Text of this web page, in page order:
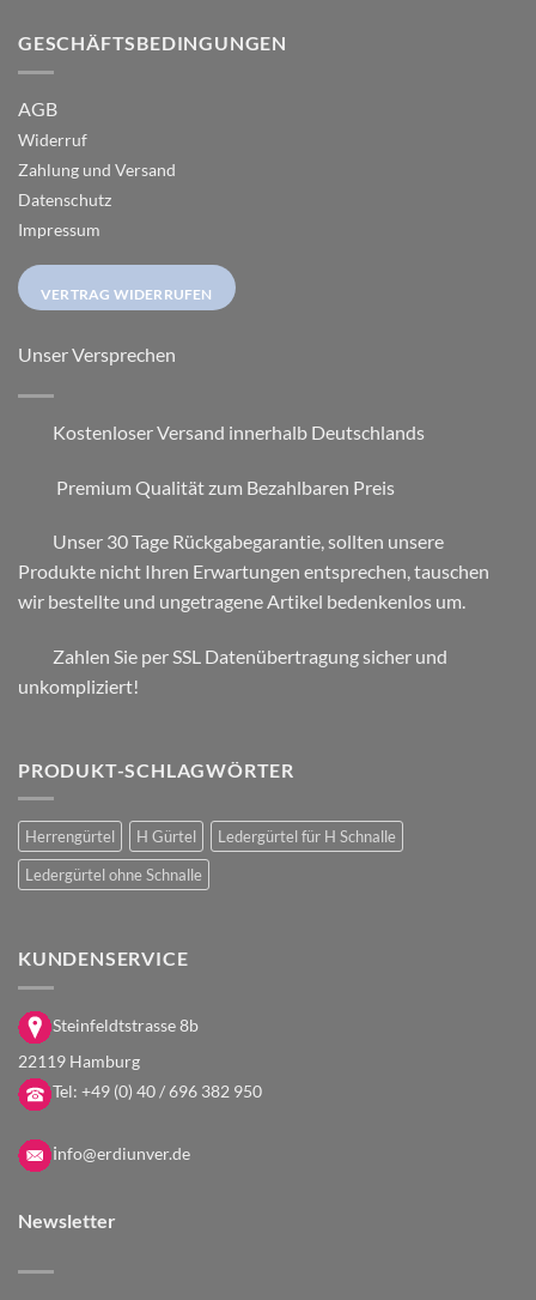
GESCHÄFTSBEDINGUNGEN
AGB
Widerruf
Zahlung und Versand
Datenschutz
Impressum
VERTRAG WIDERRUFEN
Unser Versprechen
Kostenloser Versand innerhalb Deutschlands
Premium Qualität zum Bezahlbaren Preis
Unser 30 Tage Rückgabegarantie, sollten unsere
Produkte nicht Ihren Erwartungen entsprechen, tauschen
wir bestellte und ungetragene Artikel bedenkenlos um.
Zahlen Sie per SSL Datenübertragung sicher und
unkompliziert!
PRODUKT-SCHLAGWÖRTER
Herrengürtel H Gürtel
Ledergürtel für H Schnalle
Ledergürtel ohne Schnalle
KUNDENSERVICE
Steinfeldtstrasse 8b
22119 Hamburg
Tel: +49 (0) 40 / 696 382 950
info@erdiunver.de
Newsletter